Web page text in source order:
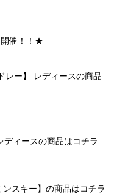
開催！！★
レー】 レディースの商品
ィースの商品はコチラ
ンスキー】の商品はコチラ